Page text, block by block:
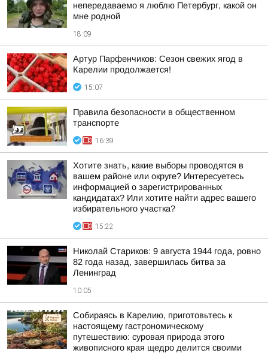
непередаваемо я люблю Петербург, какой он
мне родной
18:09
Артур Парфенчиков: Сезон свежих ягод в
Карелии продолжается!
15:07
Правила безопасности в общественном
транспорте
16:39
Хотите знать, какие выборы проводятся в
вашем районе или округе? Интересуетесь
информацией о зарегистрированных
кандидатах? Или хотите найти адрес вашего
избирательного участка?
15:22
Николай Стариков: 9 августа 1944 года, ровно
82 года назад, завершилась битва за
Ленинград
10:05
Собираясь в Карелию, приготовьтесь к
настоящему гастрономическому
путешествию: суровая природа этого
живописного края щедро делится своими